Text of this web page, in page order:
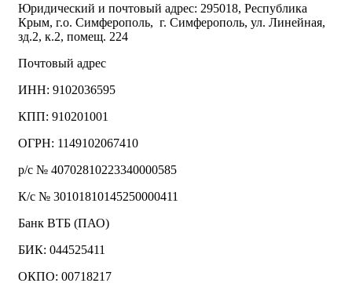
Юридический и почтовый адрес: 295018, Республика
Крым, г.о. Симферополь, г. Симферополь, ул. Линейная,
зд.2, к.2, помещ. 224
Почтовый адрес
ИНН: 9102036595
КПП: 910201001
ОГРН: 1149102067410
р/с № 40702810223340000585
К/с № 30101810145250000411
Банк ВТБ (ПАО)
БИК: 044525411
ОКПО: 00718217